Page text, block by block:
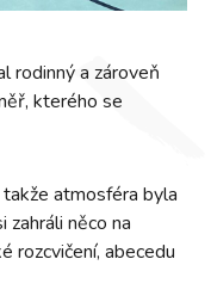
rodinný a zároveň
kterého se
atmosféra byla
zahráli něco na
rozcvičení, abecedu